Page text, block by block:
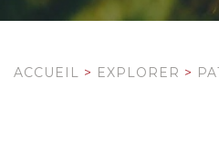
ACCUEIL > EXPLORER >